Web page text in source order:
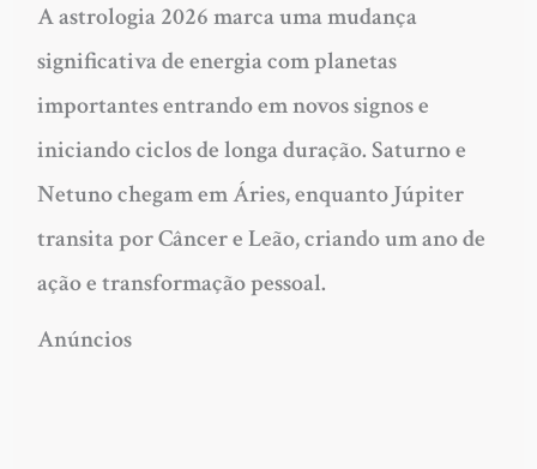
A astrologia 2026 marca uma mudança
significativa de energia com planetas
importantes entrando em novos signos e
iniciando ciclos de longa duração. Saturno e
Netuno chegam em Áries, enquanto Júpiter
transita por Câncer e Leão, criando um ano de
ação e transformação pessoal.
Anúncios